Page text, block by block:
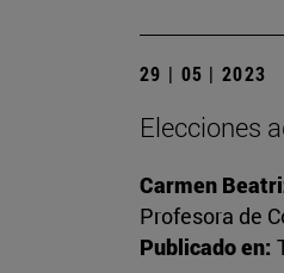
29 | 05 | 2023
Elecciones
Carmen
Profesora de
Publicado en: